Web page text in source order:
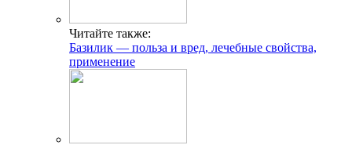
Читайте также:
Базилик — польза и вред, лечебные свойства,
применение